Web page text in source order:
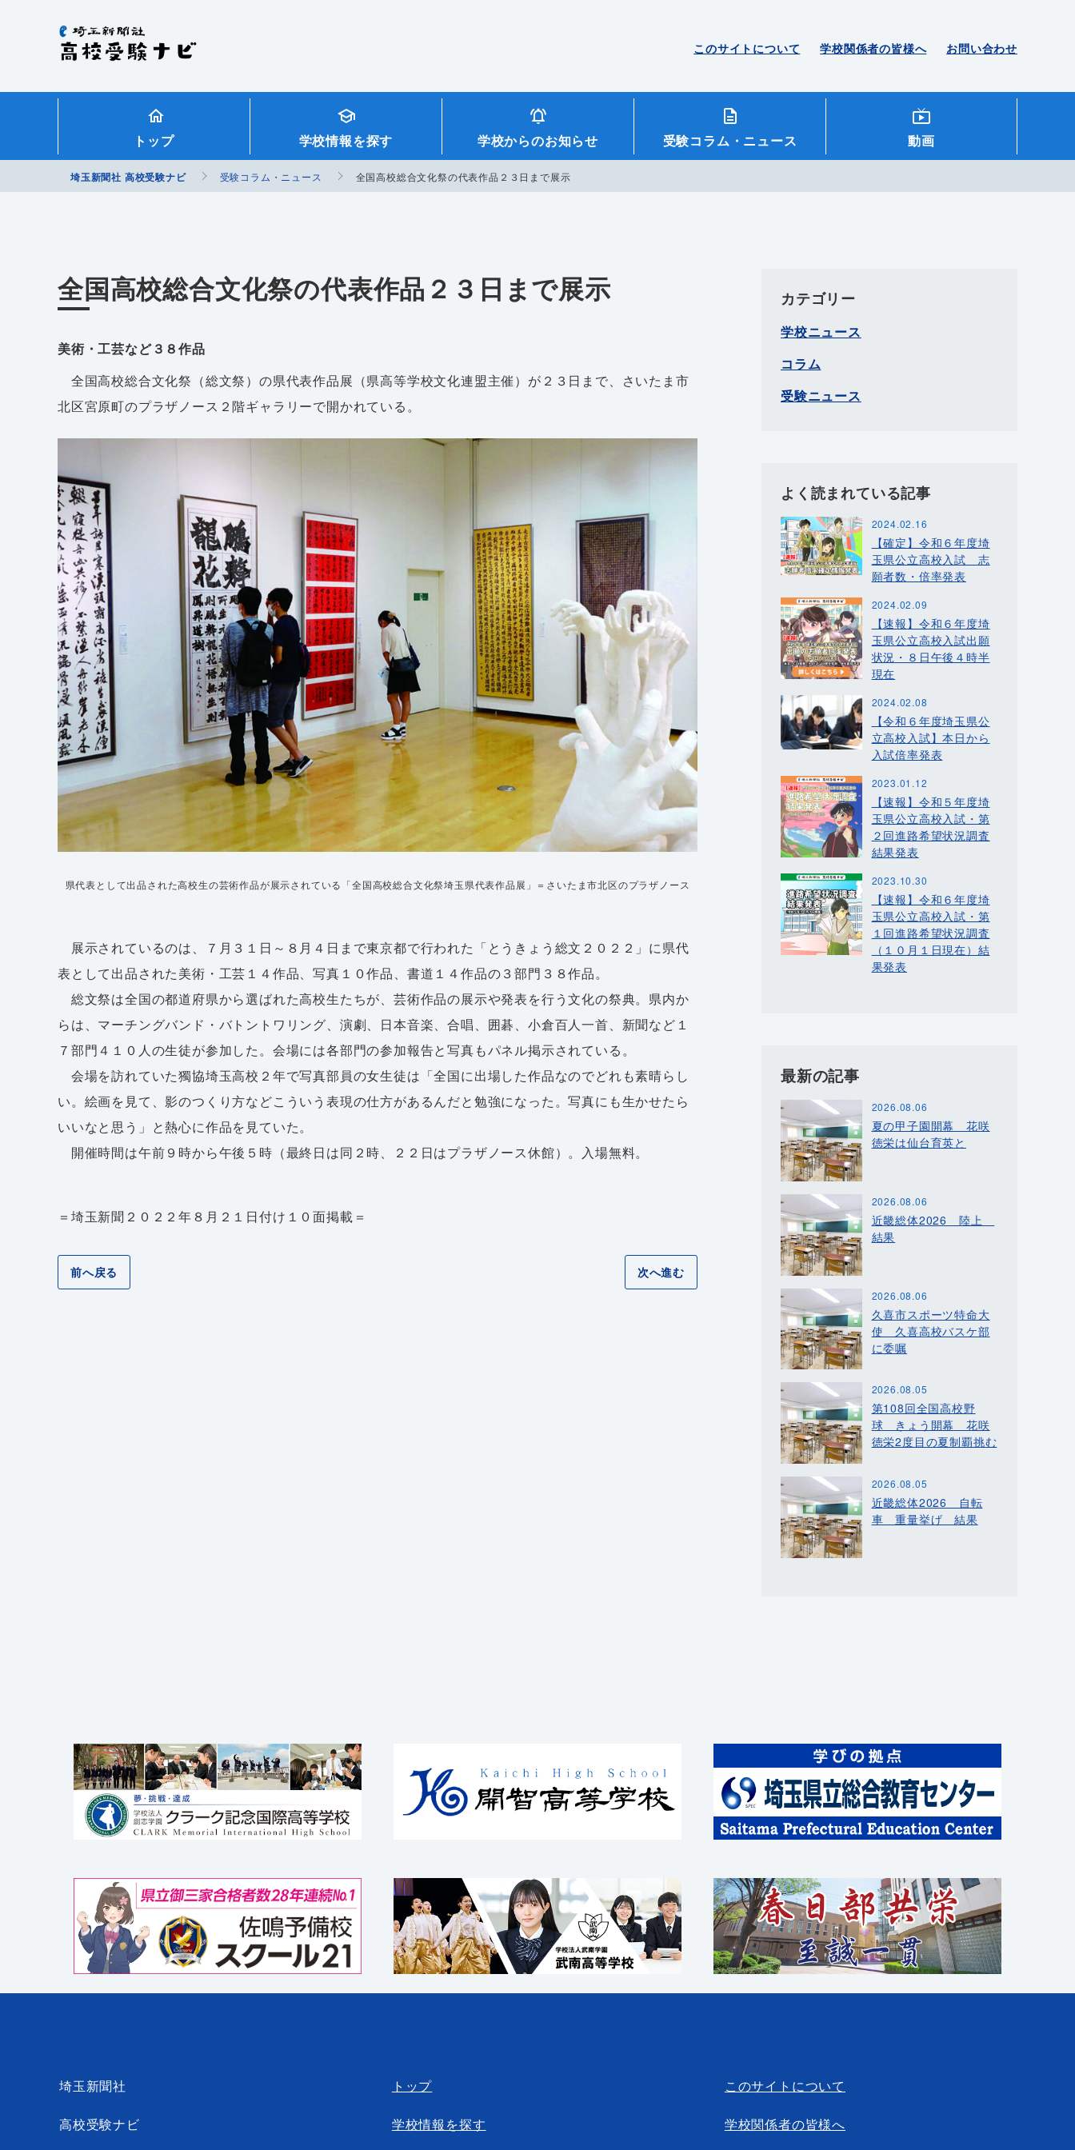
このサイトについて 学校関係者の皆様へ お問い合わせ
トップ 学校情報を探す 学校からのお知らせ 受験コラム ・ニュース 動画
埼玉新聞社 高校受験ナビ 受験コラム・ニュース 全国高校総合文化祭の代表作品２３日まで展示
全国高校総合文化祭の代表作品２３日まで展示
美術・工芸など３８作品
全国高校総合文化祭（総文祭）の県代表作品展（県高等学校文化連盟主催）が２３日まで、さいたま市
北区宮原町のプラザノース２階ギャラリーで開かれている。
県代表として出品された高校生の芸術作品が展示されている「全国高校総合文化祭埼玉県代表作品展」＝さいたま市北区のプラザノース
展示されているのは、７月３１日～８月４日まで東京都で行われた「とうきょう総文２０２２」に県代
表として出品された美術・工芸１４作品、写真１０作品、書道１４作品の３部門３８作品。
総文祭は全国の都道府県から選ばれた高校生たちが、芸術作品の展示や発表を行う文化の祭典。県内か
らは、マーチングバンド・バトントワリング、演劇、日本音楽、合唱、囲碁、小倉百人一首、新聞など１
７部門４１０人の生徒が参加した。会場には各部門の参加報告と写真もパネル掲示されている。
会場を訪れていた獨協埼玉高校２年で写真部員の女生徒は「全国に出場した作品なのでどれも素晴らし
い。絵画を見て、影のつくり方などこういう表現の仕方があるんだと勉強になった。写真にも生かせたら
いいなと思う」と熱心に作品を見ていた。
開催時間は午前９時から午後５時（最終日は同２時、２２日はプラザノース休館）。入場無料。
＝埼玉新聞２０２２年８月２１日付け１０面掲載＝
前へ戻る 次へ進む
カテゴリー
学校ニュース
コラム
受験ニュース
よく読まれている記事
2024.02.16
【確定】令和６年度埼
玉県公立高校入試 志
願者数・倍率発表
2024.02.09
【速報】令和６年度埼
玉県公立高校入試出願
状況・８日午後４時半
現在
2024.02.08
【令和６年度埼玉県公
立高校入試】本日から
入試倍率発表
2023.01.12
【速報】令和５年度埼
玉県公立高校入試・第
２回進路希望状況調査
結果発表
2023.10.30
【速報】令和６年度埼
玉県公立高校入試・第
１回進路希望状況調査
（１０月１日現在）結
果発表
最新の記事
2026.08.06
夏の甲子園開幕 花咲
徳栄は仙台育英と
2026.08.06
近畿総体2026 陸上
結果
2026.08.06
久喜市スポーツ特命大
使 久喜高校バスケ部
に委嘱
2026.08.05
第108回全国高校野
球 きょう開幕 花咲
徳栄2度目の夏制覇挑む
2026.08.05
近畿総体2026 自転
車 重量挙げ 結果
埼玉新聞社
高校受験ナビ
トップ
学校情報を探す
このサイトについて
学校関係者の皆様へ